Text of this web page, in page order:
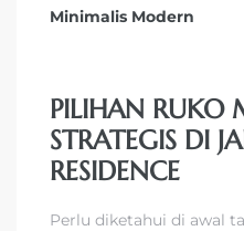
Minimalis Modern
PILIHAN RUKO
STRATEGIS DI
RESIDENCE
Perlu diketahui di awal